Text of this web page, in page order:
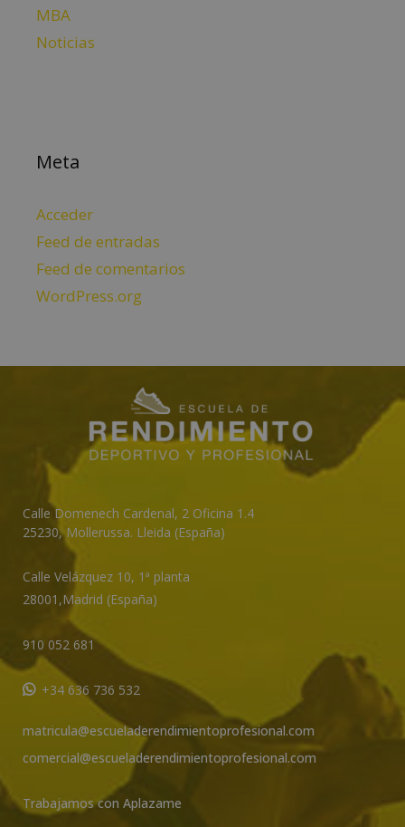
MBA
Noticias
Meta
Acceder
Feed de entradas
Feed de comentarios
WordPress.org
Calle Domenech Cardenal, 2 Oficina 1.4
25230, Mollerussa. Lleida (España)
Calle Velázquez 10, 1ª planta
28001,Madrid (España)
910 052 681
+34 636 736 532
matricula@escueladerendimientoprofesional.com
comercial@escueladerendimientoprofesional.com
Trabajamos con Aplazame